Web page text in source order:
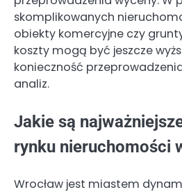
skomplikowanych
obiekty komercyjne czy
koszty mogą być jeszcze
konieczność
analiz.
Jakie są
rynku nieruchomości
Wrocław jest miastem